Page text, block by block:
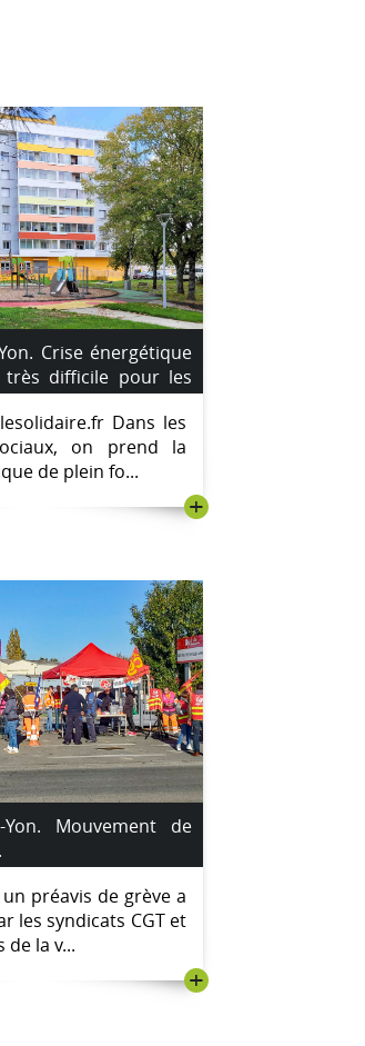
Crise énergétique
très difficile pour les
Dans les
on prend la
de plein fo...
+
Yon. Mouvement de
préavis de grève a
les syndicats CGT et
de la v...
+